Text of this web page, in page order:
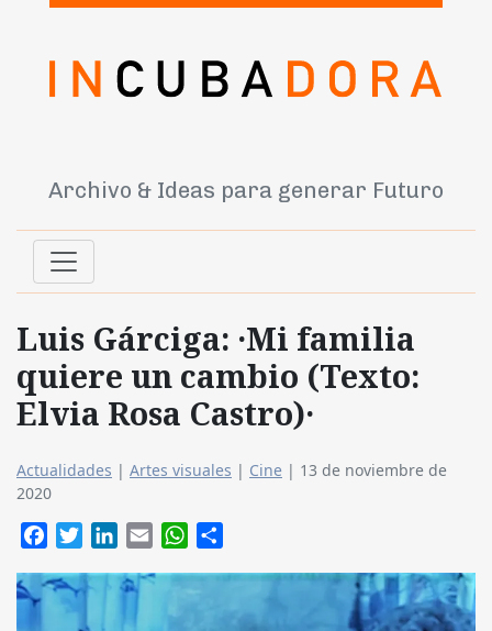
Archivo & Ideas para generar Futuro
Luis Gárciga: ·Mi familia
quiere un cambio (Texto:
Elvia Rosa Castro)·
Actualidades | Artes visuales | Cine | 13 de noviembre de
2020
FacebookTwitterLinkedIn
Email WhatsApp